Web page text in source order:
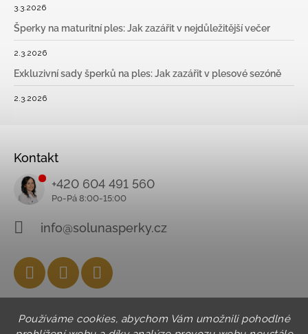
Používáme cookies, abychom Vám umožnili pohodlné
3.3.2026
Šperky na maturitní ples: Jak zazářit v nejdůležitější večer
2.3.2026
Exkluzivní sady šperků na ples: Jak zazářit v plesové sezóně
2.3.2026
Kontakt
+420 604 491 560
info@solunasperky.cz